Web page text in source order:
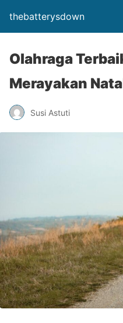
thebatterysdown
Olahraga
Merayakan
Susi Astuti